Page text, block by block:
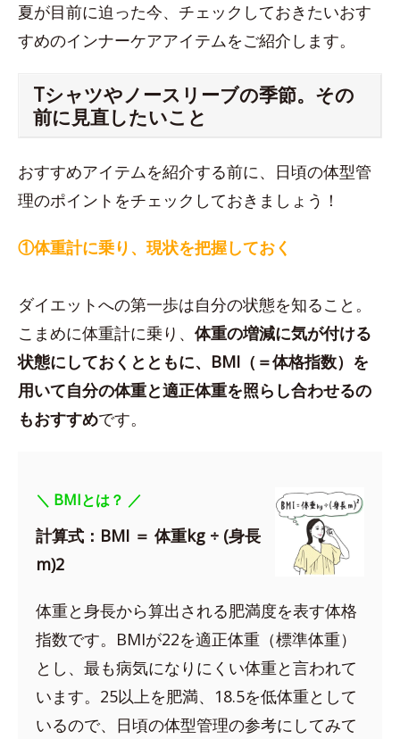
夏が目前に迫った今、チェックしておきたいおす
すめのインナーケアアイテムをご紹介します。
Tシャツやノースリーブの季節。その
前に見直したいこと
おすすめアイテムを紹介する前に、日頃の体型管
理のポイントをチェックしておきましょう！
①体重計に乗り、現状を把握しておく
ダイエットへの第一歩は自分の状態を知ること。
こまめに体重計に乗り、 体重の増減に気が付ける
状態にしておくとともに、BMI（＝体格指数）を
用いて自分の体重と適正体重を照らし合わせるの
もおすすめです。
＼ BMIとは？ ／
計算式：BMI ＝ 体重kg ÷ (身長
m)2
体重と身長から算出される肥満度を表す体格
指数です。BMIが22を適正体重（標準体重）
とし、最も病気になりにくい体重と言われて
います。25以上を肥満、18.5を低体重として
いるので、日頃の体型管理の参考にしてみて